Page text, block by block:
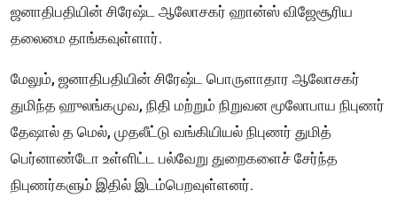
ஜனாதிபதியின் சிரேஷ்ட ஆலோசகர் ஹான்ஸ் விஜேசூரிய
தலைமை தாங்கவுள்ளார்.
மேலும், ஜனாதிபதியின் சிரேஷ்ட பொருளாதார ஆலோசகர்
துமிந்த ஹுலங்கமுவ, நிதி மற்றும் நிறுவன மூலோபாய நிபுணர்
தேஷால் த மெல், முதலீட்டு வங்கியியல் நிபுணர் துமித்
பெர்னாண்டோ உள்ளிட்ட பல்வேறு துறைகளைச் சேர்ந்த
நிபுணர்களும் இதில் இடம்பெறவுள்ளனர்.